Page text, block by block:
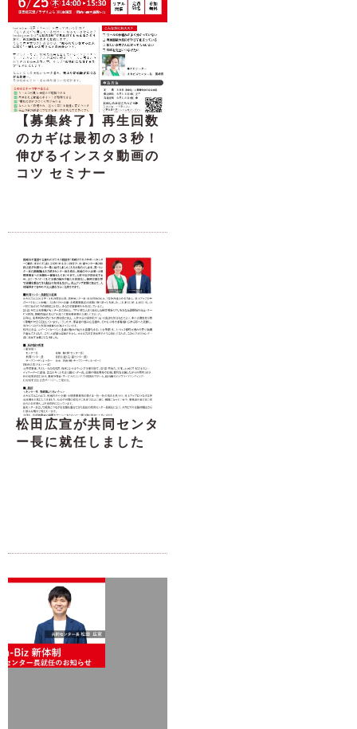
【募集終了】再生回数
のカギは最初の３秒！
伸びるインスタ動画の
コツ セミナー
松田広宣が共同センタ
ー長に就任しました